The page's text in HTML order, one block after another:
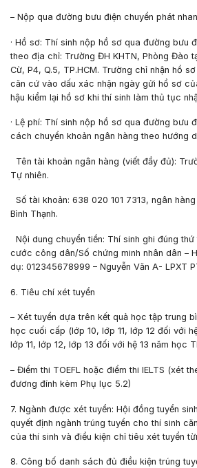
– Nộp qua đường bưu điện chuyển phát
· Hồ sơ: Thí sinh nộp hồ sơ qua đường bưu
theo địa chỉ: Trường ĐH KHTN, Phòng Đào
Cừ, P4, Q.5, TP.HCM. Trường chỉ nhận hồ
căn cứ vào dấu xác nhận ngày gửi hồ sơ
hậu kiểm lại hồ sơ khi thí sinh làm thủ tục
· Lệ phí: Thí sinh nộp hồ sơ qua đường bưu
cách chuyển khoản ngân hàng theo hướng
Tên tài khoản ngân hàng (viết đầy đủ):
Tự nhiên.
Số tài khoản: 638 020 101 7313, ngân
Bình Thạnh.
Nội dung chuyển tiền: Thí sinh ghi đúng
cước công dân/Số chứng minh nhân dân –
dụ: 012345678999 – Nguyễn Văn A- LPXT
6. Tiêu chí xét tuyển
– Xét tuyển dựa trên kết quả học tập trung
học cuối cấp (lớp 10, lớp 11, lớp 12 đối với
lớp 11, lớp 12, lớp 13 đối với hệ 13 năm học
– Điểm thi TOEFL hoặc điểm thi IELTS (xét
đương đính kèm Phụ lục 5.2)
7. Ngành được xét tuyển: Hội đồng tuyển
quyết định ngành trúng tuyển cho thí sinh
của thí sinh và điều kiện chỉ tiêu xét tuyển
8. Công bố danh sách đủ điều kiện trúng